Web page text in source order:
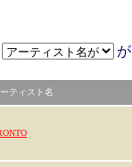
が
ティスト名